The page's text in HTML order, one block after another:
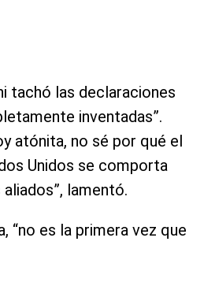
tachó las declaraciones
inventadas”.
atónita, no sé por qué el
Unidos se comporta
lamentó.
“no es la primera vez que